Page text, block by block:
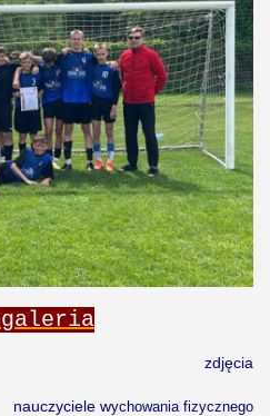
zdjęcia
nauczyciele wychowania fizycznego